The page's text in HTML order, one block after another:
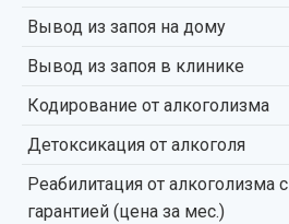
Вывод из запоя на дому
Вывод из запоя в клинике
Кодирование от алкоголизма
Детоксикация от алкоголя
Реабилитация от алкоголизма с
гарантией (цена за мес.)